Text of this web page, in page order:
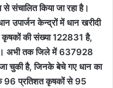
संचालित किया जा रहा है।
उपार्जन केन्द्रों में धान खरीदी
कृषकों की संख्या 122831 है,
अभी तक जिले में 637928
चुकी है, जिनके बेचे गए धान का
96 प्रतिशत कृषकों से 95